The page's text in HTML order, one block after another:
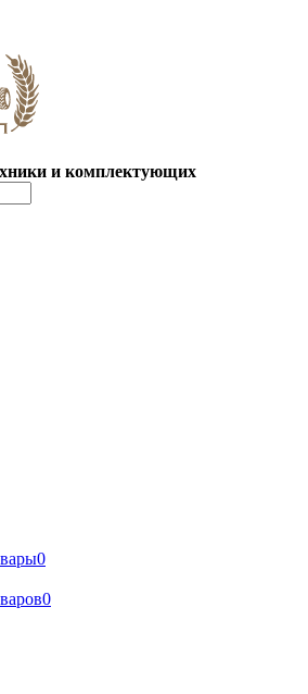
и комплектующих
0
0